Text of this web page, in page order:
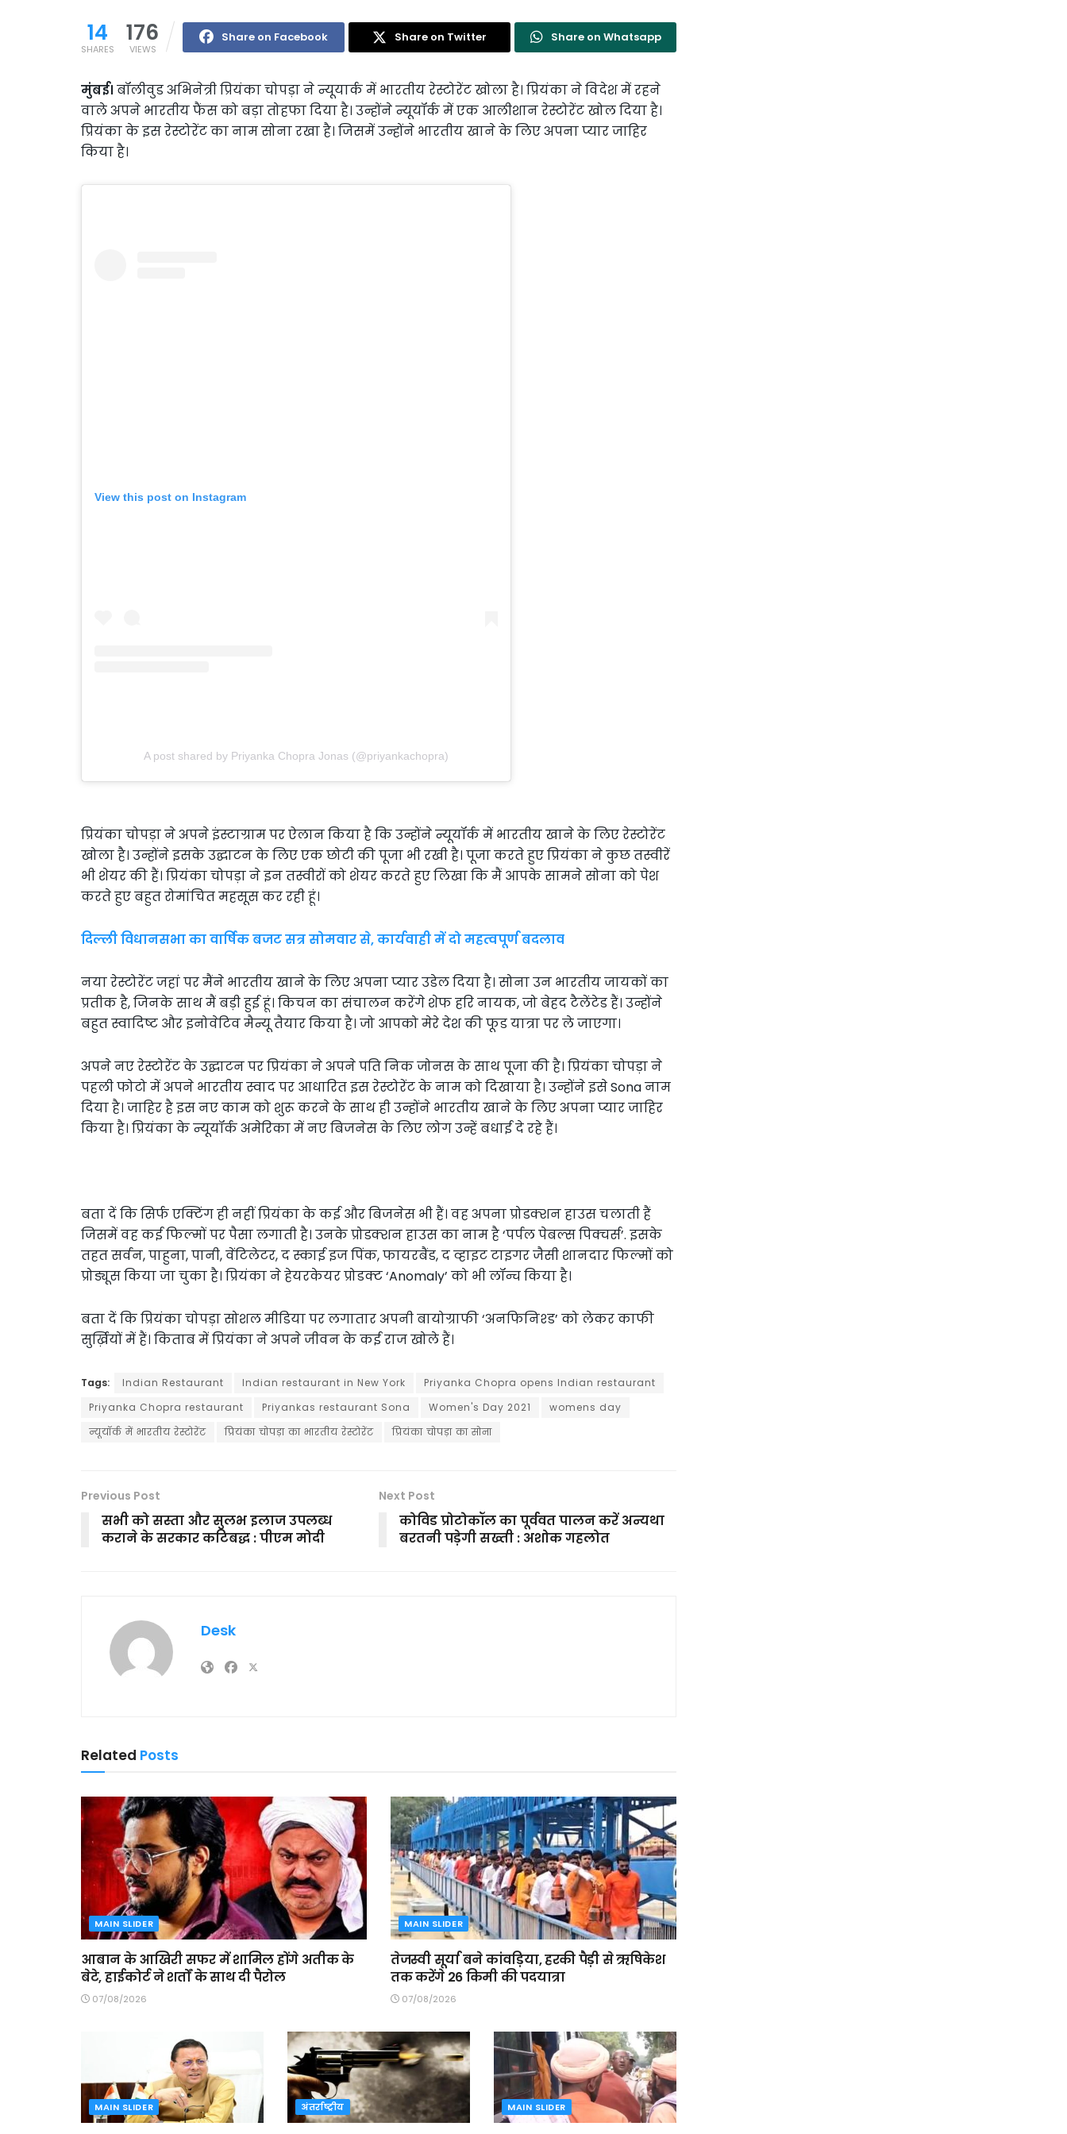
14
SHARES
176
VIEWS
Share on Facebook Share on Twitter Share on Whatsapp
मुंबई। बॉलीवुड अभिनेत्री प्रियंका चोपड़ा ने न्यूयार्क में भारतीय रेस्टोरेंट खोला है। प्रियंका ने विदेश में रहने
वाले अपने भारतीय फैंस को बड़ा तोहफा दिया है। उन्होंने न्यूयॉर्क में एक आलीशान रेस्टोरेंट खोल दिया है।
प्रियंका के इस रेस्टोरेंट का नाम सोना रखा है। जिसमें उन्होंने भारतीय खाने के लिए अपना प्यार जाहिर
किया है।
View this post on Instagram
A post shared by Priyanka Chopra Jonas (@priyankachopra)
प्रियंका चोपड़ा ने अपने इंस्टाग्राम पर ऐलान किया है कि उन्होंने न्यूयॉर्क में भारतीय खाने के लिए रेस्टोरेंट
खोला है। उन्होंने इसके उद्घाटन के लिए एक छोटी की पूजा भी रखी है। पूजा करते हुए प्रियंका ने कुछ तस्वीरें
भी शेयर की हैं। प्रियंका चोपड़ा ने इन तस्वीरों को शेयर करते हुए लिखा कि मैं आपके सामने सोना को पेश
करते हुए बहुत रोमांचित महसूस कर रही हूं।
दिल्ली विधानसभा का वार्षिक बजट सत्र सोमवार से, कार्यवाही में दो महत्वपूर्ण बदलाव
नया रेस्टोरेंट जहां पर मैंने भारतीय खाने के लिए अपना प्यार उडेल दिया है। सोना उन भारतीय जायकों का
प्रतीक है, जिनके साथ मैं बड़ी हुई हूं। किचन का संचालन करेंगे शेफ हरि नायक, जो बेहद टैलेंटेड हैं। उन्होंने
बहुत स्वादिष्ट और इनोवेटिव मैन्यू तैयार किया है। जो आपको मेरे देश की फूड यात्रा पर ले जाएगा।
अपने नए रेस्टोरेंट के उद्घाटन पर प्रियंका ने अपने पति निक जोनस के साथ पूजा की है। प्रियंका चोपड़ा ने
पहली फोटो में अपने भारतीय स्वाद पर आधारित इस रेस्टोरेंट के नाम को दिखाया है। उन्होंने इसे Sona नाम
दिया है। जाहिर है इस नए काम को शुरू करने के साथ ही उन्होंने भारतीय खाने के लिए अपना प्यार जाहिर
किया है। प्रियंका के न्यूयॉर्क अमेरिका में नए बिजनेस के लिए लोग उन्हें बधाई दे रहे हैं।
बता दें कि सिर्फ एक्टिंग ही नहीं प्रियंका के कई और बिजनेस भी हैं। वह अपना प्रोडक्शन हाउस चलाती हैं
जिसमें वह कई फिल्मों पर पैसा लगाती है। उनके प्रोडक्शन हाउस का नाम है ‘पर्पल पेबल्स प‍िक्चर्स’. इसके
तहत सर्वन, पाहुना, पानी, वेंट‍िलेटर, द स्काई इज प‍िंक, फायरबैंड, द व्हाइट टाइगर जैसी शानदार फिल्मों को
प्रोड्यूस किया जा चुका है। प्रियंका ने हेयरकेयर प्रोडक्ट ‘Anomaly’ को भी लॉन्च किया है।
बता दें कि प्रियंका चोपड़ा सोशल मीडिया पर लगातार अपनी बायोग्राफी ‘अनफिनिश्ड’ को लेकर काफी
सुर्ख़ियों में हैं। किताब में प्रियंका ने अपने जीवन के कई राज खोले हैं।
Tags: Indian Restaurant Indian restaurant in New York
Priyanka Chopra opens Indian restaurant
Priyanka Chopra restaurant
Priyankas restaurant Sona Women's Day 2021
womens day
न्यूयॉर्क में भारतीय रेस्टोरेंट
प्रियंका चोपड़ा का भारतीय रेस्टोरेंट प्रियंका चोपड़ा का सोना
Previous Post
सभी को सस्ता और सुलभ इलाज उपलब्ध
कराने के सरकार कटिबद्ध : पीएम मोदी
Next Post
कोविड प्रोटोकॉल का पूर्ववत पालन करें अन्यथा
बरतनी पड़ेगी सख्ती : अशोक गहलोत
Desk
Related Posts
MAIN SLIDER
आबान के आखिरी सफर में शामिल होंगे अतीक के
बेटे, हाईकोर्ट ने शर्तों के साथ दी पैरोल
07/08/2026
MAIN SLIDER
तेजस्वी सूर्या बने कांवड़िया, हरकी पैड़ी से ऋषिकेश
तक करेंगे 26 किमी की पदयात्रा
07/08/2026
MAIN SLIDER अंतर्राष्ट्रीय MAIN SLIDER